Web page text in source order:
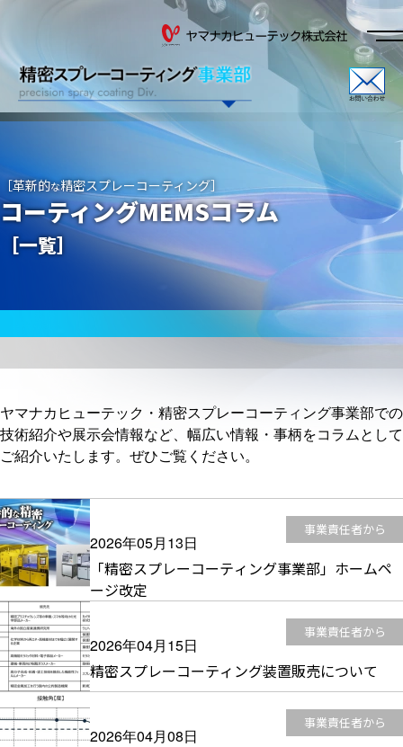
コーティングMEMSコラム
［一覧］
［革新的な精密スプレーコーティング］
ヤマナカヒューテック・精密スプレーコーティング事業部での
技術紹介や展示会情報など、幅広い情報・事柄をコラムとして
ご紹介いたします。ぜひご覧ください。
2026年05月13日
「精密スプレーコーティング事業部」ホームペ
ージ改定
事業責任者から
2026年04月15日
精密スプレーコーティング装置販売について
事業責任者から
2026年04月08日
事業責任者から